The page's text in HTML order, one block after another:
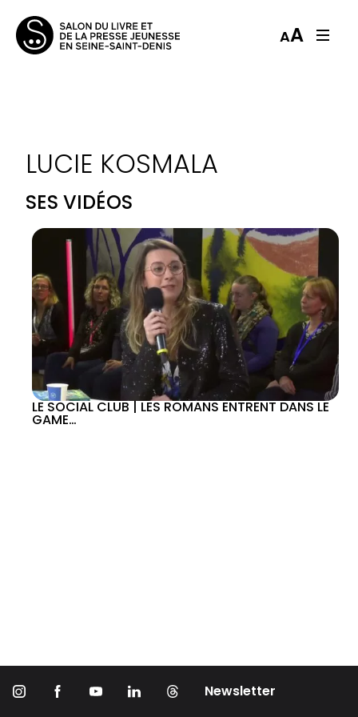
AA
LUCIE KOSMALA
SES VIDÉOS
LE SOCIAL CLUB | LES ROMANS ENTRENT DANS LE
GAME…
Newsletter